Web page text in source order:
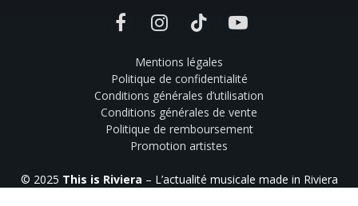
FacebookInstagramTikTok YouTube
Mentions légales
Politique de confidentialité
Conditions générales d’utilisation
Conditions générales de vente
Politique de remboursement
Promotion artistes
© 2025 This is Riviera – L’actualité musicale made in Riviera